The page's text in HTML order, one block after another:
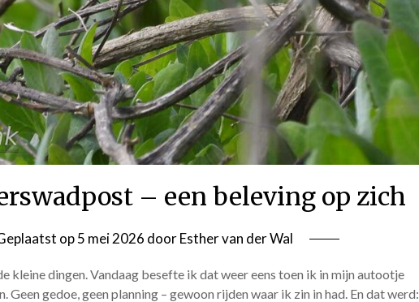
– een beleving op zich
op5 mei 2026 doorEsther van der Wal
kleine dingen. Vandaag besefte ik dat weer eens toen ik in mijn autootje
Geen gedoe, geen planning – gewoon rijden waar ik zin in had. En dat werd: